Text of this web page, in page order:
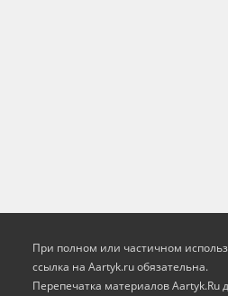
При полном или частичном
ссылка на Aartyk.ru oбязательна.
Перепечатка материалов Aartyk.Ru